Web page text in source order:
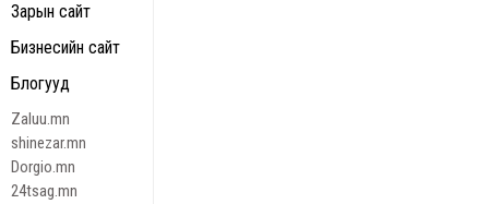
Зарын сайт
Бизнесийн сайт
Блогууд
Zaluu.mn
shinezar.mn
Dorgio.mn
24tsag.mn